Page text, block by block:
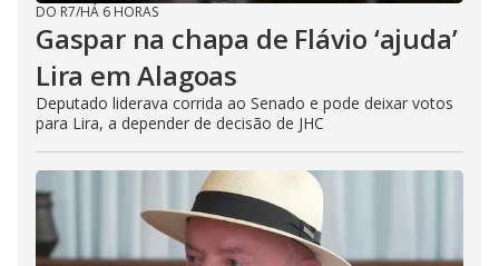
DO R7/HÁ 6 HORAS
Gaspar na chapa de Flávio ‘ajuda’
Lira em Alagoas
Deputado liderava corrida ao Senado e pode deixar votos
para Lira, a depender de decisão de JHC